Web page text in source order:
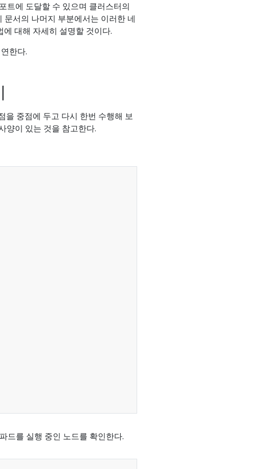
트에 도달할 수 있으며 클러스터의
서의 나머지 부분에서는 이러한 네
대해 자세히 설명할 것이다.
한다.
을 중점에 두고 다시 한번 수행해 보
양이 있는 것을 참고한다.
드를 실행 중인 노드를 확인한다.